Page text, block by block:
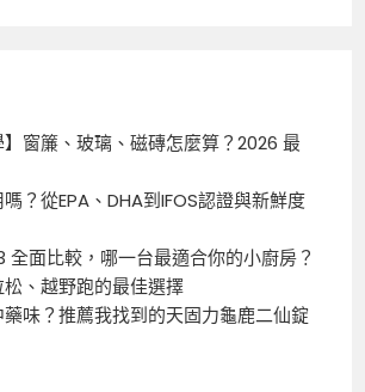
】窗簾、玻璃、磁磚怎麼算？2026 最
？從EPA、DHA到IFOS認證與新鮮度
面比較，哪一台最適合你的小廚房？
、越野跑的最佳選擇
味？推薦我找到的天固力龜鹿二仙錠